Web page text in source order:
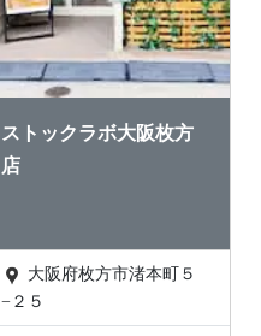
ストックラボ大阪枚方
店
−２５